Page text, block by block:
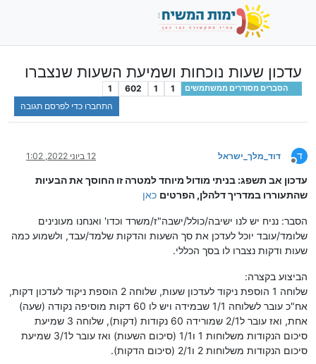
עדכון שעות נוכחות ושמיעת השעות שנצברו
הסברים מסודרים ממשתמשים 1
1
602
1
התחברו כדי לפרסם תגובה
ד
מנותק
דוד_מלך_ישראל 12 ביוני 2022, 1:02
עדכון אב תשפג: בניתי מודול מיוחד למטרה זו החוסך את הבעיות
שהתעוררו במדריך דלהלן, הפרטים כאן
הסבר: נניח יש לנו ישיבה/כולל/ישבה"ז/משרד וכדו' ואנחנו מעונינים
שלומד/עובד יוכל לעדכן את סך השעות והדקות שלמד/עבד, ולשמוע כמה
שעות ודקות נצברו לו בסך הכללי.
הביצוע בקצרה:
שלוחה 1 הוספת ניקוד לעדכון שעות, שלוחה 2 הוספת ניקוד לעדכון דקות,
אח"כ עובר לשלוחה 1/1 שבמידה ויש לו 60 דקות מוסיפה נקודה (שעה)
אחת, ואז עובר ל2/1 שמורידה 60 נקודות (דקות), שלוחה 3 שמיעת
סיכום הנקודות משלוחות 1 ו1/1 (סיכום השעות) ואז עובר ל3/1 שמיעת
סיכום הנקודות משלוחות 2 ו2/1 (סיכום הדקות).